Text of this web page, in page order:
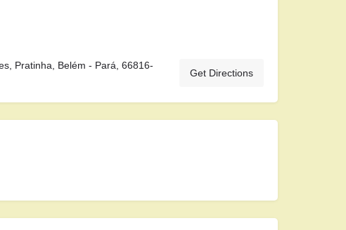
Pratinha, Belém - Pará, 66816-
Get Directions